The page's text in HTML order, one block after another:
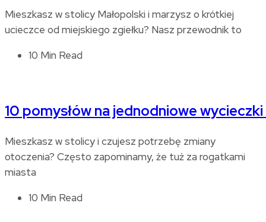
Mieszkasz w stolicy Małopolski i marzysz o krótkiej
ucieczce od miejskiego zgiełku? Nasz przewodnik to
10 Min Read
10 pomysłów na jednodniowe
Mieszkasz w stolicy i czujesz potrzebę zmiany
otoczenia? Często zapominamy, że tuż za rogatkami
miasta
10 Min Read